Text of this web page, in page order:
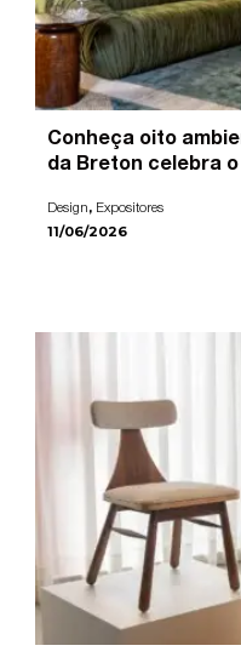
Conheça oito
da Breton celebra
Design, Expositores
11/06/2026